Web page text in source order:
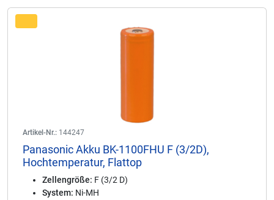
Artikel-Nr.: 144247
Panasonic Akku BK-1100FHU F (3/2D),
Hochtemperatur, Flattop
Zellengröße: F (3/2 D)
System: Ni-MH